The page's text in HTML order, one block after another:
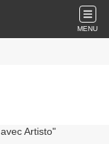
MENU